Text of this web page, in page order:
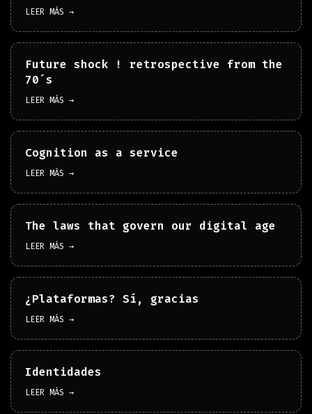
LEER MÁS →
Future shock ! retrospective from the
70´s
LEER MÁS →
Cognition as a service
LEER MÁS →
The laws that govern our digital age
LEER MÁS →
¿Plataformas? Sí, gracias
LEER MÁS →
Identidades
LEER MÁS →